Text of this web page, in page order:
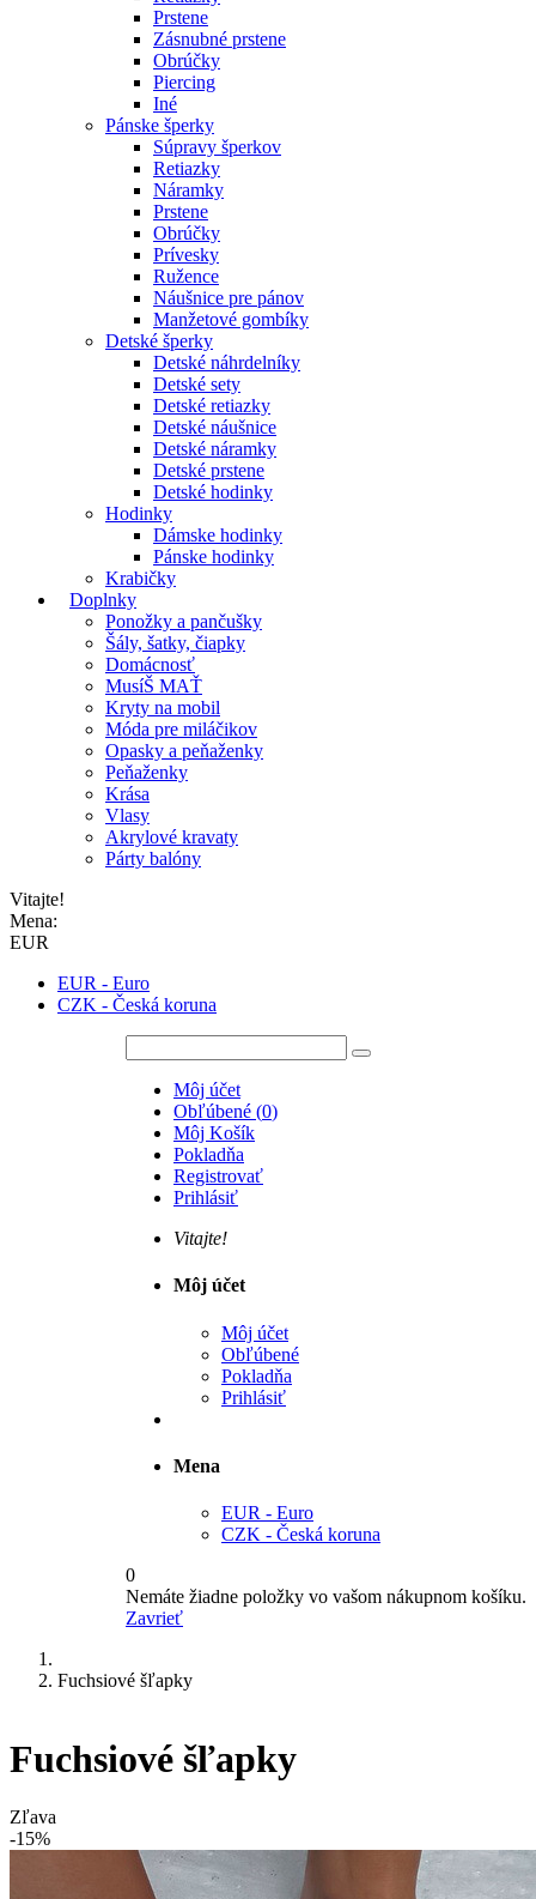
Prstene
Zásnubné prstene
Obrúčky
Piercing
Iné
Pánske šperky
Súpravy šperkov
Retiazky
Náramky
Prstene
Obrúčky
Prívesky
Ružence
Náušnice pre pánov
Manžetové gombíky
Detské šperky
Detské náhrdelníky
Detské sety
Detské retiazky
Detské náušnice
Detské náramky
Detské prstene
Detské hodinky
Hodinky
Dámske hodinky
Pánske hodinky
Krabičky
Doplnky
Ponožky a pančušky
Šály, šatky, čiapky
Domácnosť
MusíŠ MAŤ
Kryty na mobil
Móda pre miláčikov
Opasky a peňaženky
Peňaženky
Krása
Vlasy
Akrylové kravaty
Párty balóny
Vitajte!
Mena:
EUR
EUR - Euro
CZK - Česká koruna
Môj účet
Obľúbené (0)
Môj Košík
Pokladňa
Registrovať
Prihlásiť
Vitajte!
Môj účet
Môj účet
Obľúbené
Pokladňa
Prihlásiť
Mena
EUR - Euro
CZK - Česká koruna
0
Nemáte žiadne položky vo vašom nákupnom košíku.
Zavrieť
Fuchsiové šľapky
Fuchsiové šľapky
Zľava
-15%